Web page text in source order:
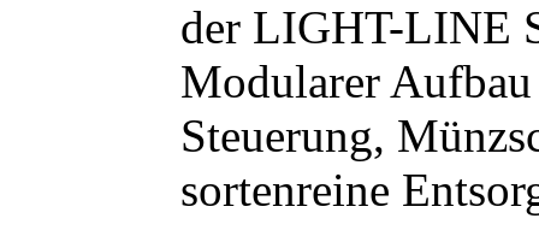
der LIGHT-LINE
Modularer Aufbau
Steuerung,
sortenreine